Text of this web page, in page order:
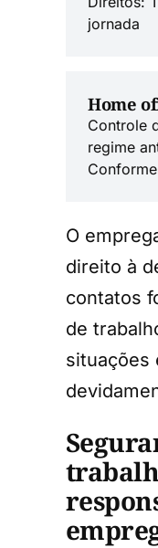
jornada
Home
Controle
regime
O
direito à
contatos
de
situações